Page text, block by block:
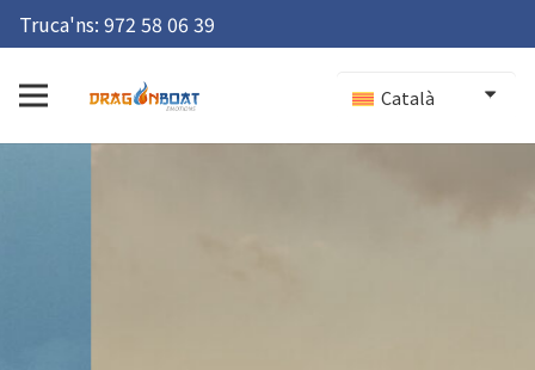
Truca'ns: 972 58 06 39
Català